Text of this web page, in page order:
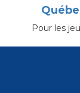
Pour les